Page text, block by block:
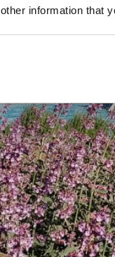
other information that